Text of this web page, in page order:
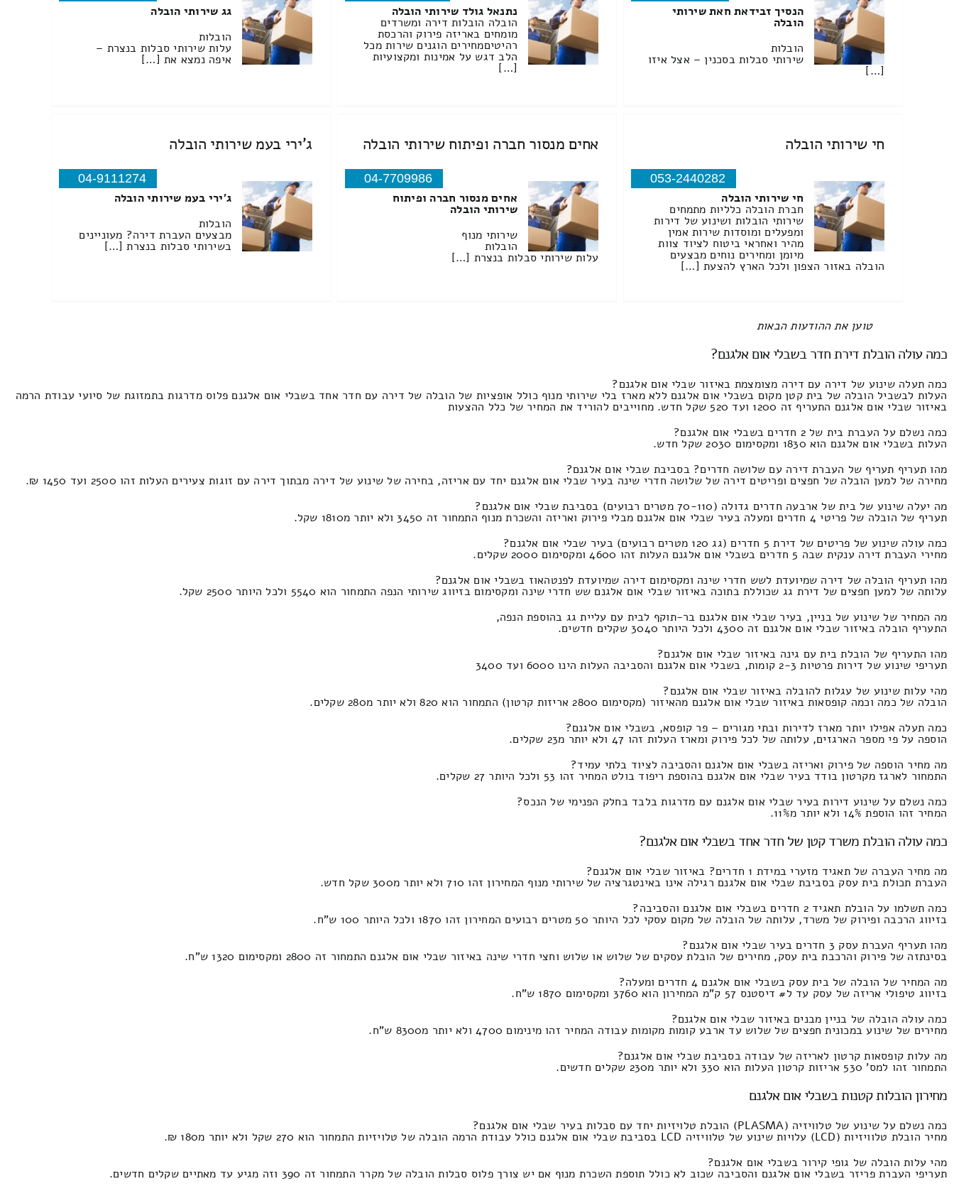
הנסיך זבידאת חאת שירותי
הובלה
הובלות
שירותי סבלות בסכנין – אצל איזו
[…]
נתנאל גולד שירותי הובלה
הובלה הובלות דירה ומשרדים
מומחים באריזה פירוק והרכסת
רהיטיםמחירים הוגנים שירות מכל
הלב דגש על אמינות ומקצועיות
[…]
גג שירותי הובלה
הובלות
עלות שירותי סבלות בנצרת –
איפה נמצא את […]
חי שירותי הובלה
053-2440282
חי שירותי הובלה
חברת הובלה כלליות מתמחים
שירותי הובלות ושינוע של דירות
ומפעלים ומוסדות שירות אמין
מהיר ואחראי ביטוח לציוד צוות
מיומן ומחירים נוחים מבצעים
הובלה באזור הצפון ולכל הארץ להצעת […]
אחים מנסור חברה ופיתוח שירותי הובלה
04-7709986
אחים מנסור חברה ופיתוח
שירותי הובלה
שירותי מנוף
הובלות
עלות שירותי סבלות בנצרת […]
ג'ירי בעמ שירותי הובלה
04-9111274
ג'ירי בעמ שירותי הובלה
הובלות
מבצעים העברת דירה? מעוניינים
בשירותי סבלות בנצרת […]
All items displayed.
כמה עולה הובלת דירת חדר בשבלי אום אלגנם?
כמה תעלה שינוע של דירה עם דירה מצומצמת באיזור שבלי אום אלגנם?
העלות לבשביל הובלה של בית קטן מקום בשבלי אום אלגנם ללא מארז בלי שירותי מנוף כולל אופציות של הובלה של דירה עם חדר אחד בשבלי אום אלגנם פלוס מדרגות בתמזוגת של סיועי עבודת הרמה
באיזור שבלי אום אלגנם התעריף זה 1200 ועד 520 שקל חדש. מחוייבים להוריד את המחיר של כלל ההצעות
כמה נשלם על העברת בית של 2 חדרים בשבלי אום אלגנם?
העלות בשבלי אום אלגנם הוא 1830 ומקסימום 2030 שקל חדש.
מהו תעריף תעריף של העברת דירה עם שלושה חדרים? בסביבת שבלי אום אלגנם?
מחירה של למען הובלה של חפצים ופריטים דירה של שלושה חדרי שינה בעיר שבלי אום אלגנם יחד עם אריזה, בחירה של שינוע של דירה מבתוך דירה עם זוגות צעירים העלות זהו 2500 ועד 1450 ₪.
מה יעלה שינוע של בית של ארבעה חדרים גדולה (70-110 מטרים רבועים) בסביבת שבלי אום אלגנם?
תעריף של הובלה של פריטי 4 חדרים ומעלה בעיר שבלי אום אלגנם מבלי פירוק ואריזה והשכרת מנוף התמחור זה 3450 ולא יותר מ1810 שקל.
כמה עולה שינוע של פריטים של דירת 5 חדרים (גג 120 מטרים רבועים) בעיר שבלי אום אלגנם?
מחירי העברת דירה ענקית שבה 5 חדרים בשבלי אום אלגנם העלות זהו 4600 ומקסימום 2000 שקלים.
מהו תעריף הובלה של דירה שמיועדת לשש חדרי שינה ומקסימום דירה שמיועדת לפנטהאוז בשבלי אום אלגנם?
עלותה של למען חפצים של דירת גג שכוללת בתוכה באיזור שבלי אום אלגנם שש חדרי שינה ומקסימום בזיווג שירותי הנפה התמחור הוא 5540 ולכל היותר 2500 שקל.
מה המחיר של שינוע של בניין, בעיר שבלי אום אלגנם בר-תוקף לבית עם עליית גג בהוספת הנפה,
התעריף הובלה באיזור שבלי אום אלגנם זה 4300 ולכל היותר 3040 שקלים חדשים.
מהו התעריף של הובלת בית עם גינה באיזור שבלי אום אלגנם?
תעריפי שינוע של דירות פרטיות 2-3 קומות, בשבלי אום אלגנם והסביבה העלות הינו 6000 ועד 3400
מהי עלות שינוע של עגלות להובלה באיזור שבלי אום אלגנם?
הובלה של כמה וכמה קופסאות באיזור שבלי אום אלגנם מהאיזור (מקסימום 2800 אריזות קרטון) התמחור הוא 820 ולא יותר מ280 שקלים.
כמה תעלה אפילו יותר מארז לדירות ובתי מגורים – פר קופסא, בשבלי אום אלגנם?
הוספה על פי מספר הארגזים, עלותה של לכל פירוק ומארז העלות זהו 47 ולא יותר מ23 שקלים.
מה מחיר הוספה של פירוק ואריזה בשבלי אום אלגנם והסביבה לציוד בלתי עמיד?
התמחור לארגז מקרטון בודד בעיר שבלי אום אלגנם בהוספת ריפוד בולט המחיר זהו 53 ולכל היותר 27 שקלים.
כמה נשלם על שינוע דירות בעיר שבלי אום אלגנם עם מדרגות בלבד בחלק הפנימי של הנכס?
המחיר זהו הוספת 14% ולא יותר מ11%.
כמה עולה הובלת משרד קטן של חדר אחד בשבלי אום אלגנם?
מה מחיר העברה של תאגיד מזערי במידת 1 חדרים? באיזור שבלי אום אלגנם?
העברת תכולת בית עסק בסביבת שבלי אום אלגנם רגילה אינו באינטגרציה של שירותי מנוף המחירון זהו 710 ולא יותר מ300 שקל חדש.
כמה תשלמו על הובלת תאגיד 2 חדרים בשבלי אום אלגנם והסביבה?
בזיווג הרכבה ופירוק של משרד, עלותה של הובלה של מקום עסקי לכל היותר 50 מטרים רבועים המחירון זהו 1870 ולכל היותר 100 ש"ח.
מהו תעריף העברת עסק 3 חדרים בעיר שבלי אום אלגנם?
בסינתזה של פירוק והרכבת בית עסק, מחירים של הובלת עסקים של שלוש או שלוש וחצי חדרי שינה באיזור שבלי אום אלגנם התמחור זה 2800 ומקסימום 1320 ש"ח.
מה המחיר של הובלה של בית עסק בשבלי אום אלגנם 4 חדרים ומעלה?
בזיווג טיפולי אריזה של עסק עד ל# דיסטנס 57 ק"מ המחירון הוא 3760 ומקסימום 1870 ש"ח.
כמה עולה הובלה של בניין מבנים באיזור שבלי אום אלגנם?
מחירים של שינוע במכונית חפצים של שלוש עד ארבע קומות מקומות עבודה המחיר זהו מינימום 4700 ולא יותר מ8300 ש"ח.
מה עלות קופסאות קרטון לאריזה של עבודה בסביבת שבלי אום אלגנם?
התמחור זהו למס' 530 אריזות קרטון העלות הוא 330 ולא יותר מ230 שקלים חדשים.
מחירון הובלות קטנות בשבלי אום אלגנם
כמה נשלם על שינוע של טלוויזיה (PLASMA) הובלת טלויזיות יחד עם סבלות בעיר שבלי אום אלגנם?
מחיר הובלת טלוויזיות (LCD) עלויות שינוע של טלוויזיה LCD בסביבת שבלי אום אלגנם כולל עבודת הרמה הובלה של טלויזיות התמחור הוא 270 שקל ולא יותר מ180 ₪.
מהי עלות הובלה של גופי קירור בשבלי אום אלגנם?
תעריפי העברת פריזר בשבלי אום אלגנם והסביבה שכוב לא כולל תוספת השכרת מנוף אם יש צורך פלוס סבלות הובלה של מקרר התמחור זה 390 וזה מגיע עד מאתיים שקלים חדשים.